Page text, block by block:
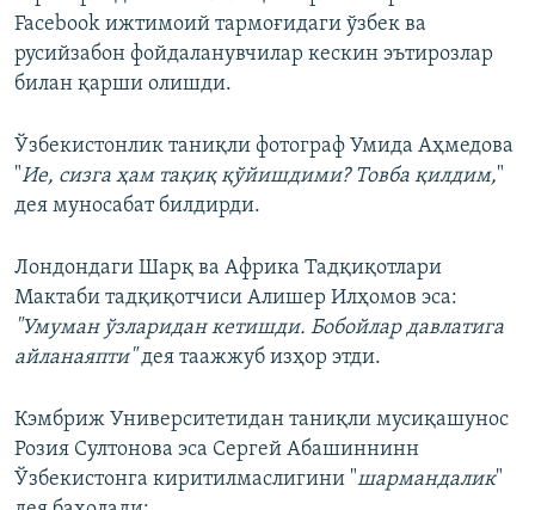
Facebook ижтимоий тармоғидаги ўзбек ва
русийзабон фойдаланувчилар кескин эътирозлар
билан қарши олишди.
Ўзбекистонлик таниқли фотограф Умида Аҳмедова
"Ие, сизга ҳам тақиқ қўйишдими? Товба қилдим,"
дея муносабат билдирди.
Лондондаги Шарқ ва Африка Тадқиқотлари
Мактаби тадқиқотчиси Алишер Илҳомов эса:
"Умуман ўзларидан кетишди. Бобойлар давлатига
айланаяпти"дея таажжуб изҳор этди.
Кэмбриж Университетидан таниқли мусиқашунос
Розия Султонова эса Сергей Абашиннинн
Ўзбекистонга киритилмаслигини "шармандалик"